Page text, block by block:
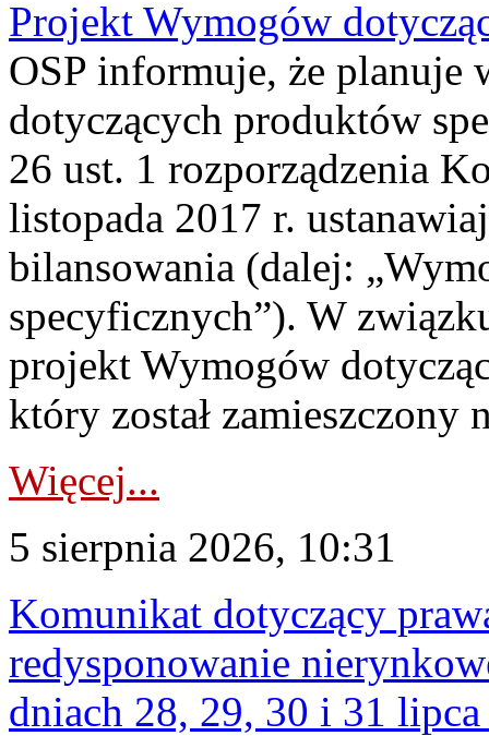
Projekt Wymogów
OSP informuje, że planuje
dotyczących produktów
26 ust. 1 rozporządzenia
listopada 2017 r.
bilansowania (dalej:
specyficznych”). W
projekt Wymogów
który został zamieszczony
Więcej...
5 sierpnia 2026, 10:31
Komunikat dotyczący
redysponowanie
dniach 28, 29, 30 i 31